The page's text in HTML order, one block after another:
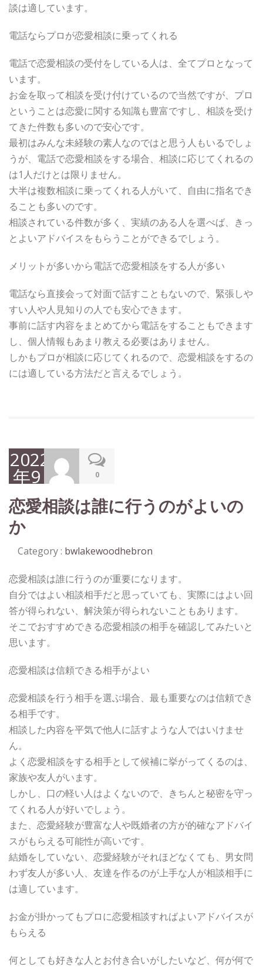
談は適しています。
電話ならプロが恋愛相談に乗ってくれる
電話で恋愛相談の受付をしている人は、全てプロとなって
います。
お金を取って相談を受け付けているので当然ですが、プロ
ということは恋愛に関する知識も豊富ですし、相談を受け
てきた件数も多いので安心です。
最初はみんな未経験の素人なのではと思う人もいるでしょ
うが、電話で恋愛相談をする場合、相談に応じてくれるの
は1人だけとは限りません。
大半は複数相談に乗ってくれる人がいて、自由に指名でき
ることも多いのです。
相談されている件数が多く、実績のある人を選べば、きっ
とよいアドバイスをもらうことができるでしょう。
メリットが多いから電話で恋愛相談をする人が多い
電話なら直接会って対面で話すこともないので、緊張しや
すい人や人見知りの人でも安心できます。
事前に話す内容をまとめてから電話をすることもできます
し、個人情報もあまり教える必要はありません。
しかもプロが相談に応じてくれるので、恋愛相談をするの
には適している方法だと言えるでしょう。
2022
年9
月
12
日
0
恋愛相談は誰に行うのがよいの
か
Category : bwlakewoodhebron
恋愛相談は誰に行うのが重要になります。
自分ではよい相談相手だと思っていても、実際にはよい回
答が得られない、解決策が得られないこともあります。
そこでおすすめできる恋愛相談の相手を確認してみたいと
思います。
恋愛相談は信頼できる相手がよい
恋愛相談を行う相手を選ぶ場合、最も重要なのは信頼でき
る相手です。
相談した内容を平気で他人に話すような人ではいけませ
ん。
よく恋愛相談をする相手として候補に挙がってくるのは、
家族や友人がいます。
しかし、口の軽い人はよくないので、きちんと秘密を守っ
てくれる人が好いでしょう。
また、恋愛経験が豊富な人や既婚者の方が的確なアドバイ
スがもらえる可能性が高いです。
結婚をしていない、恋愛経験がそれほどなくても、男女問
わず友人が多い人、友達を作るのが上手な人が相談相手に
は適しています。
お金が掛かってもプロに恋愛相談すればよいアドバイスが
もらえる
何としても好きな人とお付き合いがしたいなど、何が何で